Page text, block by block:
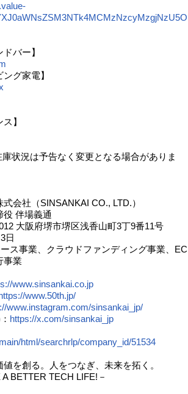
バー】
グ家電】
】
状況は予告なく変更となる場合がありま
会社（SINSANKAI CO., LTD.）
役 伴場義通
大阪府堺市堺区浅香山町3丁9番11号
日
ス事業、クラウドファンディング事業、EC
事業
www.sinsankai.co.jp
www.50th.jp/
www.instagram.com/sinsankai_jp/
https://x.com/sinsankai_jp
html/searchrlp/company_id/51534
を創る。人をつなぎ、未来を拓く。
BETTER TECH LIFE!－